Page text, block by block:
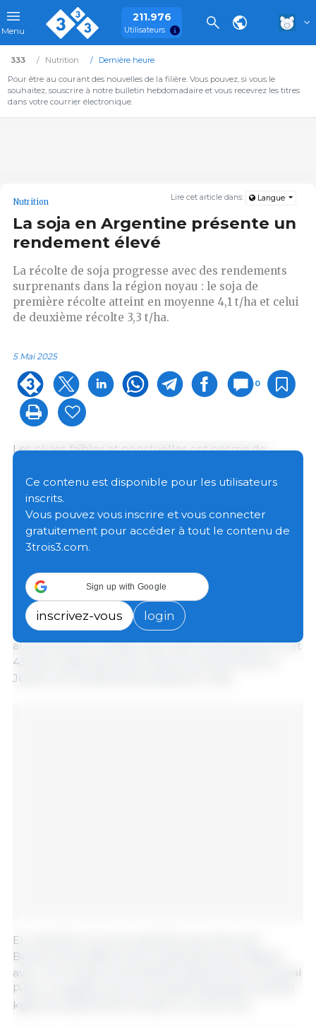
Menu
211.976
Utilisateurs
333 Nutrition
Dernière heure
Pour être au courant des nouvelles de la filière. Vous pouvez, si vous le
souhaitez, souscrire à notre bulletin hebdomadaire et vous recevrez les titres
dans votre courrier électronique.
Lire cet article dans: Langue
Nutrition
La soja en Argentine présente un
rendement élevé
La récolte de soja progresse avec des rendements
surprenants dans la région noyau : le soja de
première récolte atteint en moyenne 4,1 t/ha et celui
de deuxième récolte 3,3 t/ha.
5 Mai 2025
0
Les pluies faibles et ponctuelles ont permis de
cette campagne concerne les rendements. Contre
toutes les prévisions, le soja affiche des résultats
largement supérieurs aux attentes. Dans la région
noyau, le soja de première récolte atteint en
moyenne 4,1 t/ha, avec des pics dépassant 6 t/ha.
L’hétérogénéité entre les zones est notable, mais
même dans les plus touchées, les résultats
dépassent les prévisions. Les rendements les plus
élevés sont observés à l’extrême sud de Santa Fe et
au sud-est de Córdoba, avec des moyennes de 4,2 et
4,5 t/ha respectivement. Dans la zone de Marcos
Juárez, les rendements avoisinent 4 t/ha.
En revanche, le nord-ouest de la province de
Buenos Aires affiche des rendements plus faibles,
avec une moyenne de 3,8 t/ha. Néanmoins, à General
Pinto, on signale que les résultats dépassent de 500
kg/ha les attentes formulées il y a trois mois.
Ce contenu est disponible pour les utilisateurs
inscrits.
Vous pouvez vous inscrire et vous connecter
gratuitement pour accéder à tout le contenu de
3trois3.com.
Sign up with Google
inscrivez-vous login